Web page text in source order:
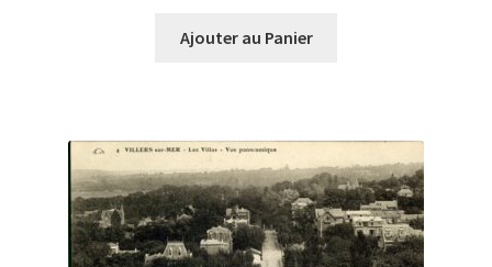
Ajouter au Panier